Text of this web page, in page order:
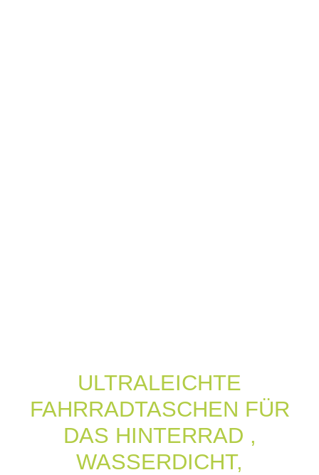
ULTRALEICHTE
FAHRRADTASCHEN FÜR
DAS HINTERRAD ,
WASSERDICHT,